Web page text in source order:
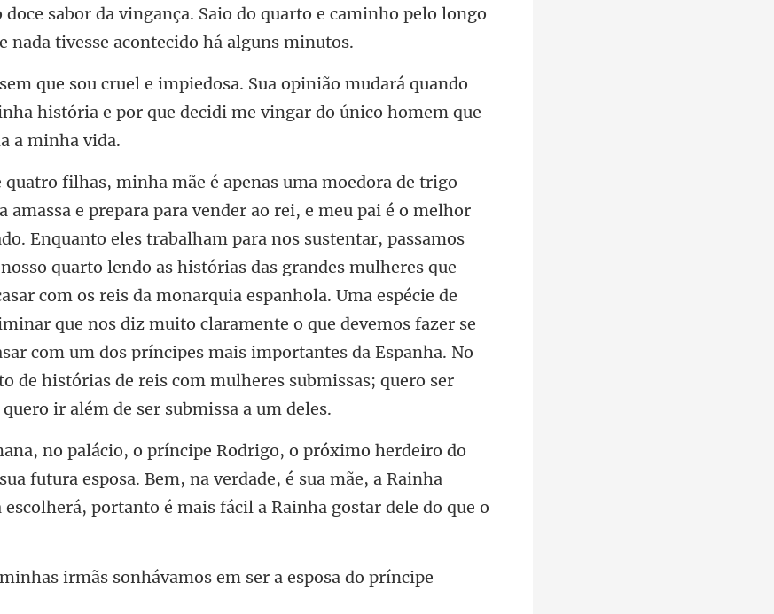
udará quando
história e por que decidi
assamos
quarto lendo as histórias das grandes mulheres que
com os reis da monarquia espanhola. Uma espécie de
que nos diz muito claramente o que deve
futura esposa. Bem, na verdade, é sua mãe, a Rainha
mãs sonhávamos em ser a e